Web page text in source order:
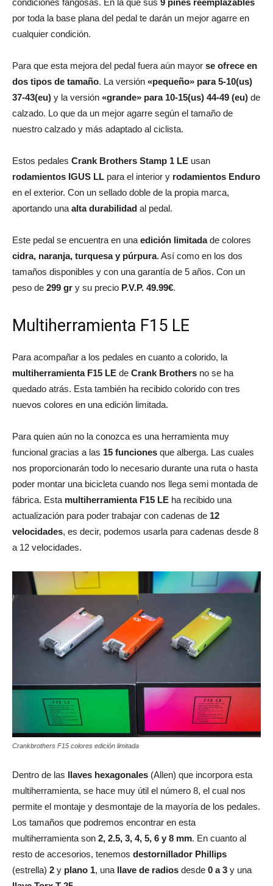
condiciones fangosas. En la que sus 9 pines reemplazables
por toda la base plana del pedal te darán un mejor agarre en
cualquier condición.
Para que esta mejora del pedal fuera aún mayor se ofrece en
dos tipos de tamaño. La versión «pequeño» para 5-10(us)
37-43(eu) y la versión «grande» para 10-15(us) 44-49 (eu) de
calzado. Lo que da un mejor agarre según el tamaño de
nuestro calzado y más adaptado al ciclista.
Estos pedales Crank Brothers Stamp 1 LE usan
rodamientos IGUS LL para el interior y rodamientos Enduro
en el exterior. Con un sellado doble de la propia marca,
aportando una alta durabilidad al pedal.
Este pedal se encuentra en una edición limitadade colores
cidra, naranja, turquesa y púrpura. Así como en los dos
tamaños disponibles y con una garantía de 5 años. Con un
peso de 299 gr y su precio P.V.P. 49.99€.
Multiherramienta F15 LE
Para acompañar a los pedales en cuanto a colorido, la
multiherramienta F15 LE de Crank Brothers no se ha
quedado atrás. Esta también ha recibido colorido con tres
nuevos colores en una edición limitada.
Para quien aún no la conozca es una herramienta muy
funcional gracias a las 15 funciones que alberga. Las cuales
nos proporcionarán todo lo necesario durante una ruta o hasta
poder montar una bicicleta cuando nos llega semi montada de
fábrica. Esta multiherramienta F15 LE ha recibido una
actualización para poder trabajar con cadenas de 12
velocidades, es decir, podemos usarla para cadenas desde 8
a 12 velocidades.
Crankbrothers F15 colores edición limitada
Dentro de las llaves hexagonales (Allen) que incorpora esta
multiherramienta, se hace muy útil el número 8, el cual nos
permite el montaje y desmontaje de la mayoría de los pedales.
Los tamaños que podremos encontrar en esta
multiherramienta son 2, 2.5, 3, 4, 5, 6 y 8 mm. En cuanto al
resto de accesorios, tenemos destornillador Phillips
(estrella) 2 y plano 1, una llave de radios desde 0 a 3 y una